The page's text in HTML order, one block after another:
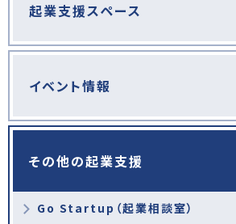
起業支援スペース
イベント情報
その他の起業支援
Go Startup（起業相談室）